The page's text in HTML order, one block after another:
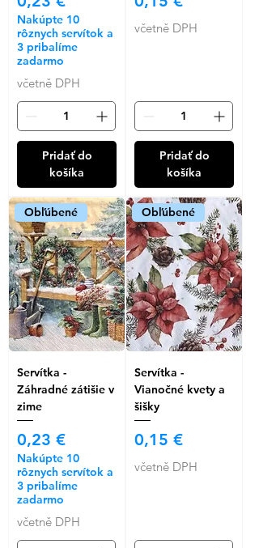
Nakúpte 10
rôznych servítok a
3 pribalíme
zadarmo
včetně DPH
Pridať do
košíka
včetně DPH
Pridať do
košíka
Obľúbené
Servítka -
Záhradné zátišie v
zime
Cena
0,23 €
Nakúpte 10
rôznych servítok a
3 pribalíme
zadarmo
včetně DPH
Obľúbené
Servítka -
Vianočné kvety a
šišky
Cena
0,15 €
včetně DPH